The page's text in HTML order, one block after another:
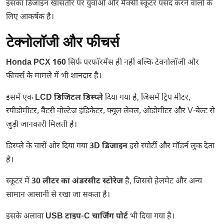
इसका डिजाइन खासतौर पर युवाओं और मैक्सी स्कूटर पसंद करने वालों के
लिए आकर्षक है।
टेक्नोलॉजी और फीचर्स
Honda PCX 160सिर्फ परफॉरमेंस ही नहीं बल्कि टेक्नोलॉजी और
फीचर्स के मामले में भी शानदार है।
इसमें एकLCD डिजिटल डिस्प्लेदिया गया है, जिसमें ट्रिप मीटर,
स्पीडोमीटर, बैटरी वोल्टेज इंडिकेटर, फ्यूल लेवल, ओडोमीटर और V-बेल्ट से
जुड़ी जानकारी मिलती है।
डिस्प्ले के चारों ओर दिया गया3D डिजाइनइसे स्पोर्टी और मॉडर्न लुक देता
है।
स्कूटर में30 लीटर का अंडरसीट स्टोरेजहै, जिससे हेलमेट और अन्य
सामान आसानी से रखा जा सकता है।
इसके अलावाUSB टाइप-C चार्जिंग पोर्टभी दिया गया है।